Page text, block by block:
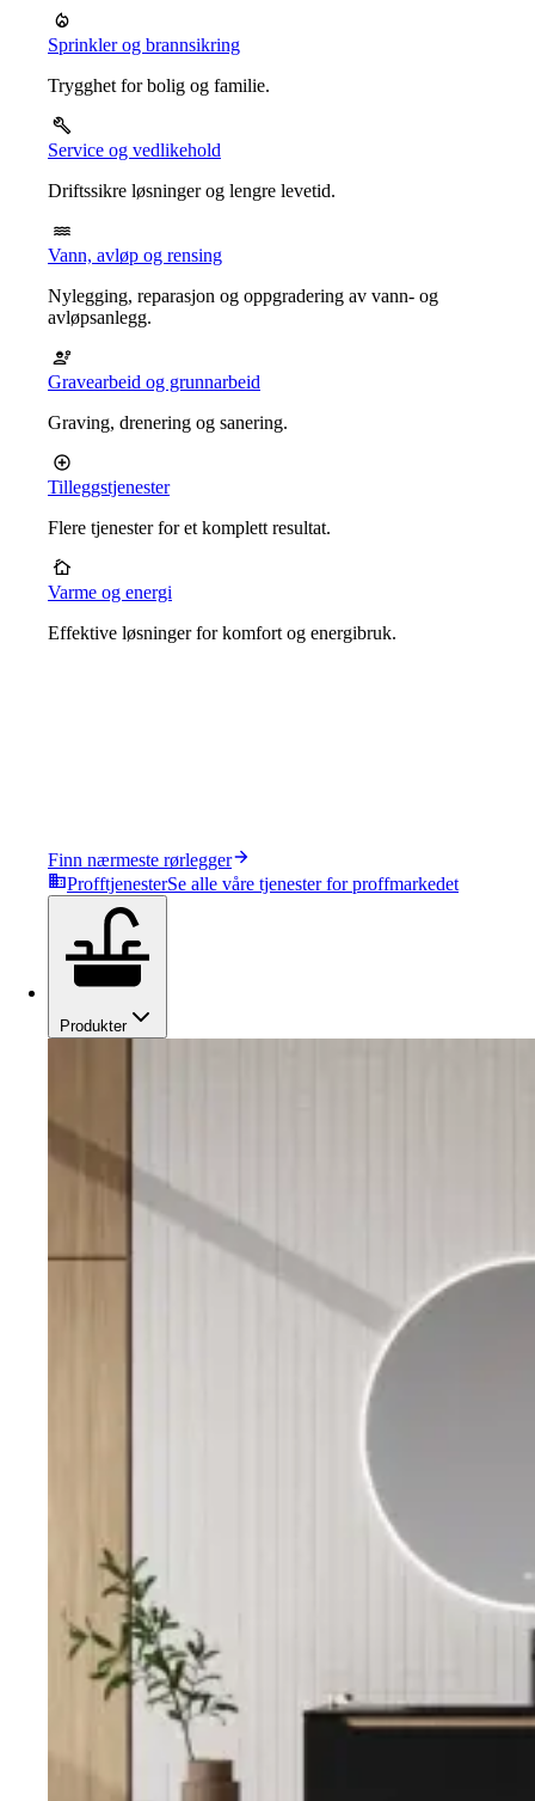
Sprinkler og brannsikring
Trygghet for bolig og familie.
Service og vedlikehold
Driftssikre løsninger og lengre levetid.
Vann, avløp og rensing
Nylegging, reparasjon og oppgradering av vann- og
avløpsanlegg.
Gravearbeid og grunnarbeid
Graving, drenering og sanering.
Tilleggstjenester
Flere tjenester for et komplett resultat.
Varme og energi
Effektive løsninger for komfort og energibruk.
Finn nærmeste rørlegger
ProfftjenesterSe alle våre tjenester for proffmarkedet
Produkter